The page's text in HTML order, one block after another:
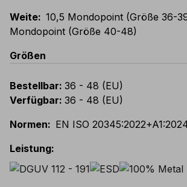
Weite: 10,5 Mondopoint (Größe 36-
Mondopoint (Größe 40-48)
Größen
Bestellbar: 36 - 48 (EU)
Verfügbar: 36 - 48 (EU)
Normen: EN ISO
Leistung: